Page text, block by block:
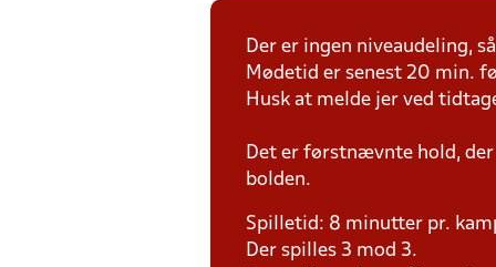
Der er ingen niveaudeling,
Mødetid er senest 20 min.
Husk at melde jer ved
Det er førstnævnte hold,
bolden.
Spilletid: 8 minutter pr.
Der spilles 3 mod 3.